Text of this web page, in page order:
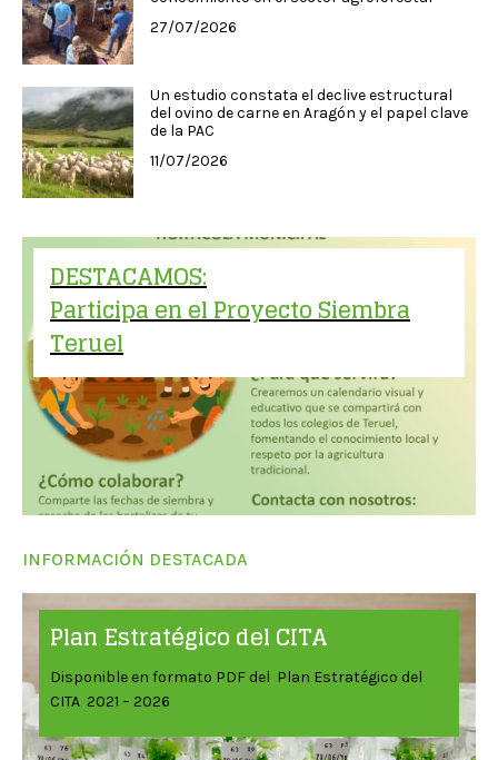
27/07/2026
Un estudio constata el declive estructural
del ovino de carne en Aragón y el papel clave
de la PAC
11/07/2026
DESTACAMOS:
Participa en el Proyecto Siembra
Teruel
INFORMACIÓN DESTACADA
Plan Estratégico del CITA
Disponible en formato PDF del Plan Estratégico del
CITA 2021 – 2026